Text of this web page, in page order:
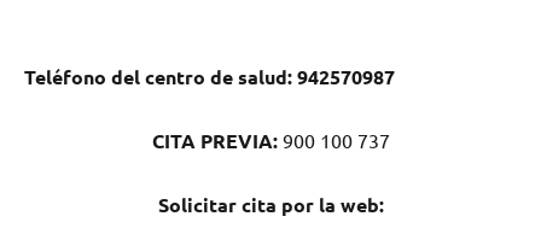
Teléfono del centro dе salud:942570987
CITA PREVIA: 900 100 737
Solicitar cita pοr la web: